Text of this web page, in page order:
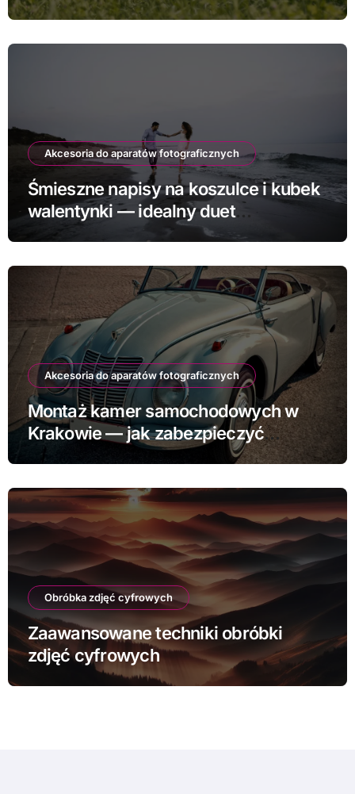
Akcesoria do aparatów fotograficznych
Śmieszne napisy na koszulce i kubek
walentynki — idealny duet
Akcesoria do aparatów fotograficznych
Montaż kamer samochodowych w
Krakowie — jak zabezpieczyć
samochód
Obróbka zdjęć cyfrowych
Zaawansowane techniki obróbki
zdjęć cyfrowych